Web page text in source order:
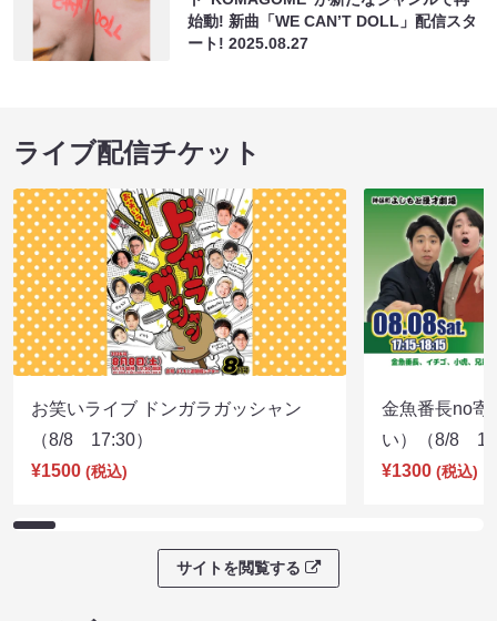
始動! 新曲「WE CAN’T DOLL」配信スタ
ート!2025.08.27
ライブ配信チケット
お笑いライブ ドンガラガッシャン
（8/8 17:30）
¥1500 (税込)
金魚番長no寄
い）（8/8
¥1300 (税込)
サイトを閲覧する